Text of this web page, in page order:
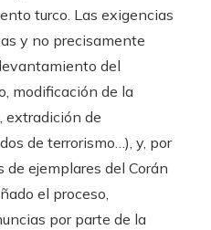
turco. Las exigencias
y no precisamente
del
modificación de la
extradición de
de terrorismo…), y, por
de ejemplares del Corán
el proceso,
por parte de la